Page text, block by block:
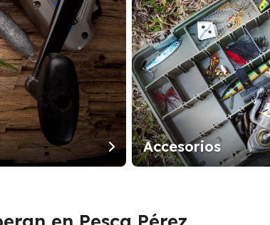
Accesorios
en Pesca Pérez